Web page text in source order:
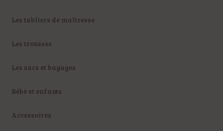
Les tabliers de maîtresse
Les trousses
Les sacs et bagages
Bébé et enfants
Accessoires